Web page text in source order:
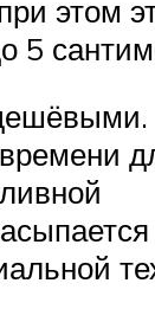
этом
5